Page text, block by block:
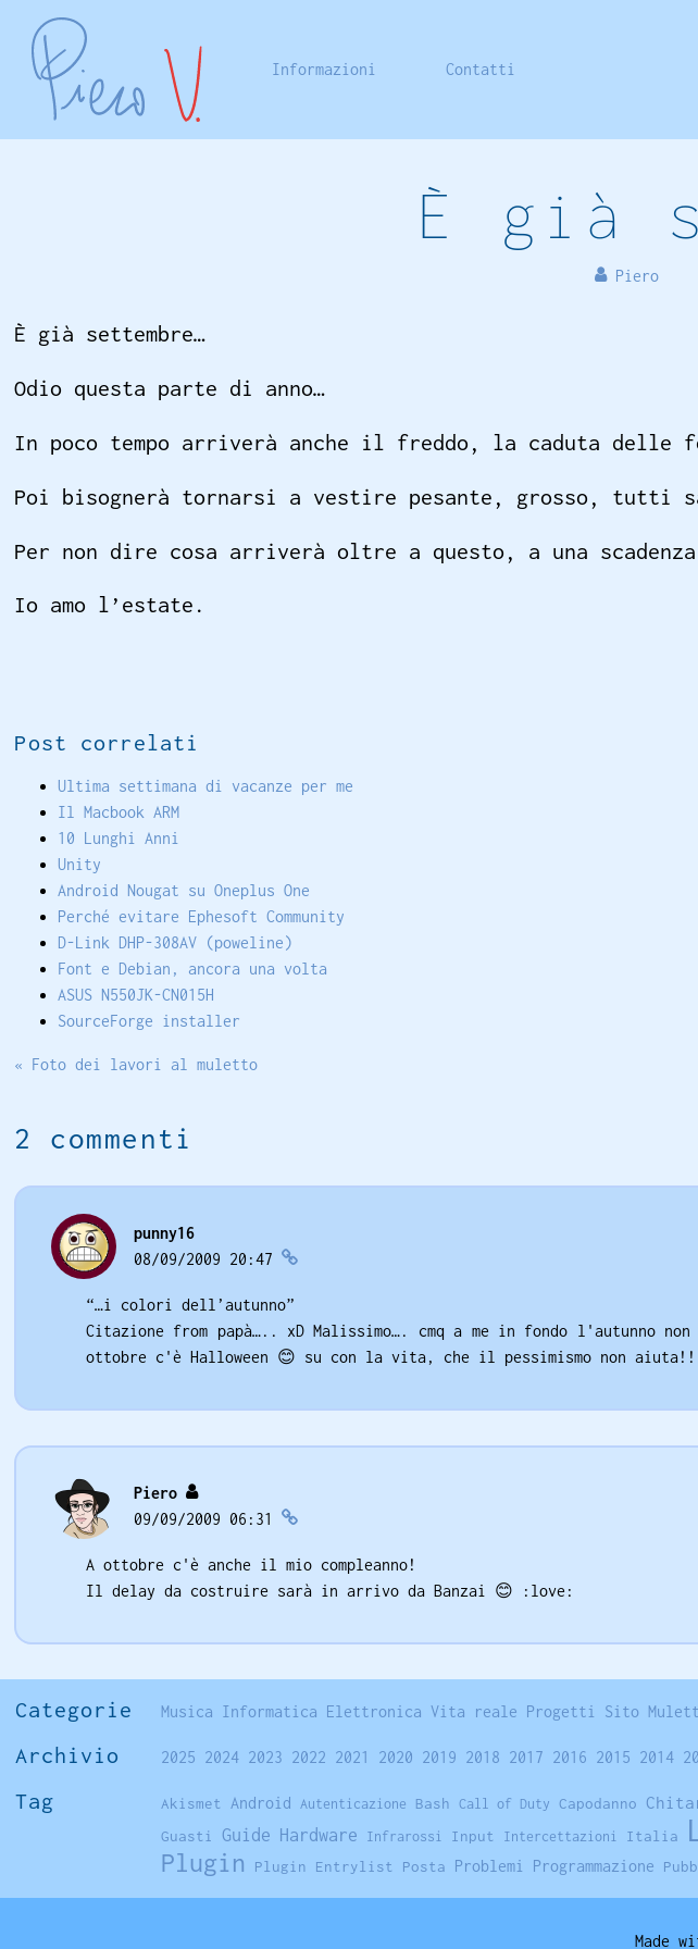
Informazioni Contatti
È già
Piero
È già settembre…
Odio questa parte di anno…
In poco tempo arriverà anche il freddo, la caduta
Poi bisognerà tornarsi a vestire pesante, grosso, tutti
Per non dire cosa arriverà oltre a questo, a una
Io amo l’estate.
Post correlati
Ultima settimana di vacanze per me
Il Macbook ARM
10 Lunghi Anni
Unity
Android Nougat su Oneplus One
Perché evitare Ephesoft Community
D-Link DHP-308AV (poweline)
Font e Debian, ancora una volta
ASUS N550JK-CN015H
SourceForge installer
« Foto dei lavori al muletto
2 commenti
punny16
08/09/2009 20:47
“…i colori dell’autunno”
Citazione from papà….. xD Malissimo…. cmq a me in fondo
ottobre c'è Halloween 😊 su con la vita, che il pessimismo non aiuta!!
Piero
09/09/2009 06:31
A ottobre c'è anche il mio compleanno!
Il delay da costruire sarà in arrivo da Banzai 😊 :love:
Categorie Musica Informatica Elettronica Vita reale Progetti Sito
Archivio 2025 2024 2023 2022 2021 2020 2019 2018 2017 2016 2015 2014
Tag Akismet Android Autenticazione Bash Call of Duty Capodanno
Guasti Guide Hardware Infrarossi Input Intercettazioni Italia
Plugin Plugin Entrylist Posta Problemi Programmazione
Made